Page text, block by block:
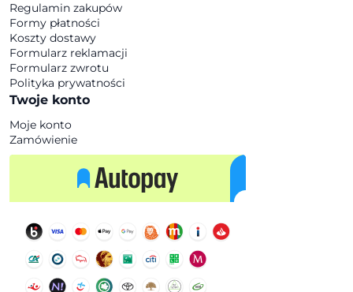
Regulamin zakupów
Formy płatności
Koszty dostawy
Formularz reklamacji
Formularz zwrotu
Polityka prywatności
Twoje konto
Moje konto
Zamówienie